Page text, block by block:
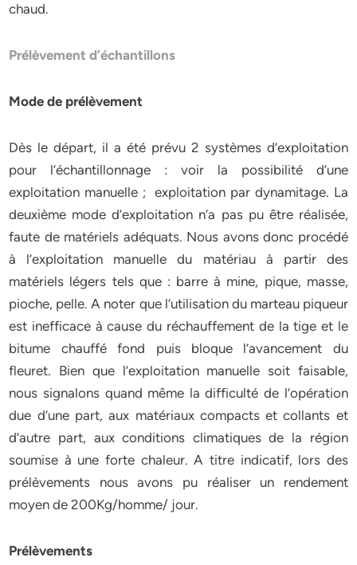
chaud.
Prélèvement d’échantillons
Mode de prélèvement
Dès le départ, il a été prévu 2 systèmes d’exploitation
pour l’échantillonnage : voir la possibilité d’une
exploitation manuelle ; exploitation par dynamitage. La
deuxième mode d’exploitation n’a pas pu être réalisée,
faute de matériels adéquats. Nous avons donc procédé
à l’exploitation manuelle du matériau à partir des
matériels légers tels que : barre à mine, pique, masse,
pioche, pelle. A noter que l’utilisation du marteau piqueur
est inefficace à cause du réchauffement de la tige et le
bitume chauffé fond puis bloque l’avancement du
fleuret. Bien que l’exploitation manuelle soit faisable,
nous signalons quand même la difficulté de l’opération
due d’une part, aux matériaux compacts et collants et
d’autre part, aux conditions climatiques de la région
soumise à une forte chaleur. A titre indicatif, lors des
prélèvements nous avons pu réaliser un rendement
moyen de 200Kg/homme/ jour.
Prélèvements